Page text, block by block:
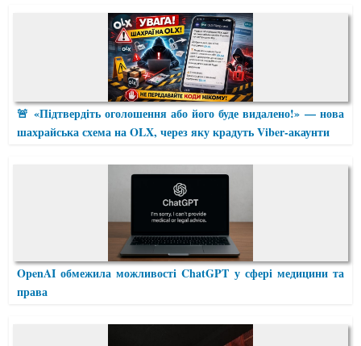
🚨 «Підтвердіть оголошення або його буде видалено!» — нова
шахрайська схема на OLX, через яку крадуть Viber-акаунти
OpenAI обмежила можливості ChatGPT у сфері медицини та
права